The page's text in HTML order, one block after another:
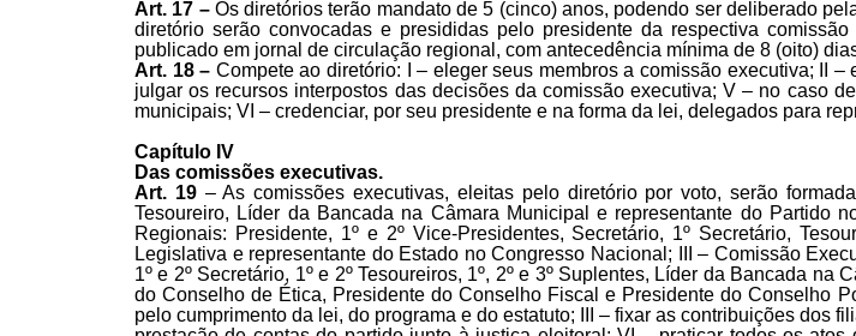
Art. 17 – Os diretórios terão mandato de 5 (cinco) anos, podendo ser deliberado
diretório serão convocadas e presididas pelo presidente da respectiva
publicado em jornal de circulação regional, com antecedência mínima de 8 (oito)
Art. 18 – Compete ao diretório: I – eleger seus membros a comissão executiva; II
julgar os recursos interpostos das decisões da comissão executiva; V – no caso
municipais; VI – credenciar, por seu presidente e na forma da lei, delegados para
Capítulo IV
Das comissões executivas.
Art. 19 – As comissões executivas, eleitas pelo diretório por voto, serão
Tesoureiro, Líder da Bancada na Câmara Municipal e representante do Partido
Regionais: Presidente, 1º e 2º Vice-Presidentes, Secretário, 1º Secretário,
Legislativa e representante do Estado no Congresso Nacional; III – Comissão
1º e 2º Secretário, 1º e 2º Tesoureiros, 1º, 2º e 3º Suplentes, Líder da Bancada
do Conselho de Ética, Presidente do Conselho Fiscal e Presidente do Conselho
pelo cumprimento da lei, do programa e do estatuto; III – fixar as contribuições dos